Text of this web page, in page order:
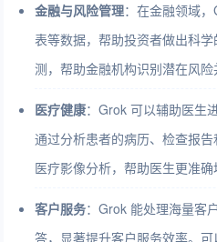
金融与风险管理：在金融领域
表等数据，帮助投资者做出科
测，帮助金融机构识别潜在风险
医疗健康：Grok 可以辅助医生
通过分析患者的病历、检查报
医疗影像分析，帮助医生更准确
客户服务：Grok 能处理海量客
答，显著提升客户服务效率。